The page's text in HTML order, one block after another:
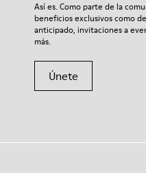
Así es. Como parte de la
beneficios exclusivos como
anticipado, invitaciones a
más.
Únete